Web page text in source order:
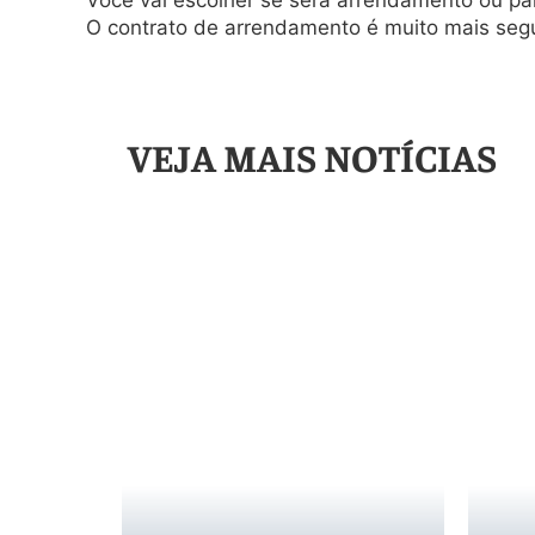
O contrato de arrendamento é muito mais
VEJA MAIS NOTÍCIAS